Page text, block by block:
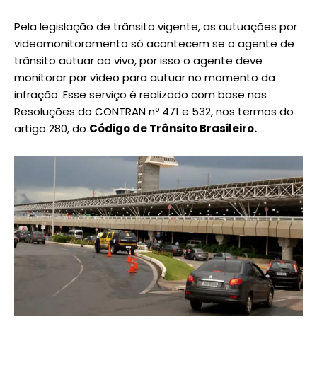
Pela legislação de trânsito vigente, as autuações por
videomonitoramento só acontecem se o agente de
trânsito autuar ao vivo, por isso o agente deve
monitorar por vídeo para autuar no momento da
infração. Esse serviço é realizado com base nas
Resoluções do CONTRAN nº 471 e 532, nos termos do
artigo 280, do Código de Trânsito Brasileiro.